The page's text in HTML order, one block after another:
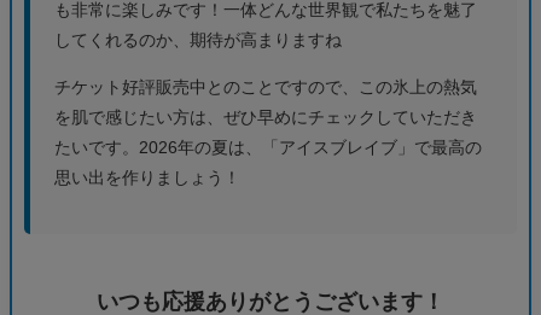
も非常に楽しみです！一体どんな世界観で私たちを魅了
してくれるのか、期待が高まりますね
チケット好評販売中とのことですので、この氷上の熱気
を肌で感じたい方は、ぜひ早めにチェックしていただき
たいです。2026年の夏は、「アイスブレイブ」で最高の
思い出を作りましょう！
いつも応援ありがとうございます！